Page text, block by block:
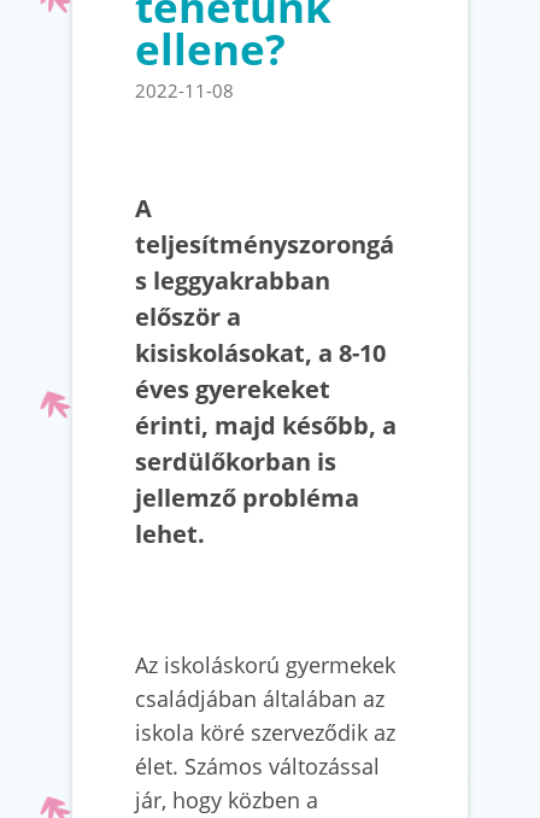
ellene?
2022-11-08
A
teljesítményszorongá
s leggyakrabban
először a
kisiskolásokat, a 8-10
éves gyerekeket
érinti, majd később, a
serdülőkorban is
jellemző probléma
lehet.
Az iskoláskorú gyermekek
családjában általában az
iskola köré szerveződik az
élet. Számos változással
jár, hogy közben a